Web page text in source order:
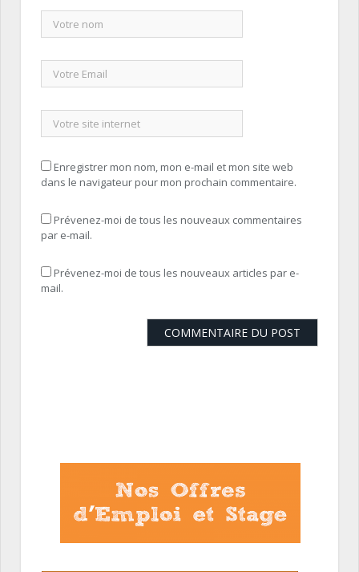
Enregistrer mon nom, mon e-mail et mon site web
dans le navigateur pour mon prochain commentaire.
Prévenez-moi de tous les nouveaux commentaires
par e-mail.
Prévenez-moi de tous les nouveaux articles par e-
mail.